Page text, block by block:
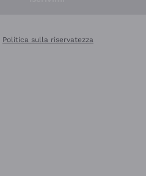
Politica sulla riservatezza